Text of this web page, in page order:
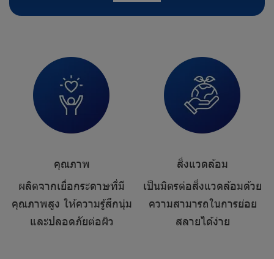
คุณภาพ
ผลิตจากเยื่อกระดาษที่มี
คุณภาพสูง ให้ความรู้สึกนุ่ม
และปลอดภัยต่อผิว
สิ่งแวดล้อม
เป็นมิตรต่อสิ่งแวดล้อมด้วย
ความสามารถในการย่อย
สลายได้ง่าย